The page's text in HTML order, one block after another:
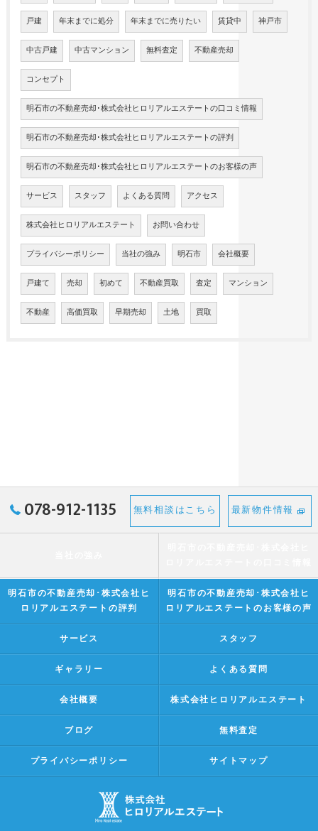
戸建 年末までに処分 年末までに売りたい 賃貸中 神戸市
中古戸建 中古マンション 無料査定 不動産売却
コンセプト
明石市の不動産売却･株式会社ヒロリアルエステートの口コミ情報
明石市の不動産売却･株式会社ヒロリアルエステートの評判
明石市の不動産売却･株式会社ヒロリアルエステートのお客様の声
サービス スタッフ よくある質問 アクセス
株式会社ヒロリアルエステート お問い合わせ
プライバシーポリシー 当社の強み 明石市 会社概要
戸建て 売却 初めて 不動産買取 査定 マンション
不動産 高価買取 早期売却 土地 買取
078-912-1135 無料相談はこちら 最新物件情報
明石市の不動産売却･株式会社ヒ
ロリアルエステートの評判
明石市の不動産売却･株式会社ヒ
ロリアルエステートのお客様の声
サービス スタッフ
ギャラリー よくある質問
会社概要 株式会社ヒロリアルエステート
ブログ 無料査定
プライバシーポリシー サイトマップ